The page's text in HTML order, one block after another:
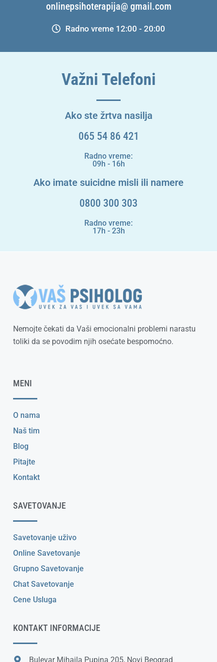
onlinepsihoterapija@ gmail.com
Radno vreme 12:00 - 20:00
Važni Telefoni
Ako ste žrtva nasilja
065 54 86 421
Radno vreme:
09h - 16h
Ako imate suicidne misli ili namere
0800 300 303
Radno vreme:
17h - 23h
Nemojte čekati da Vaši emocionalni problemi narastu
toliki da se povodim njih osećate bespomoćno.
MENI
O nama
Naš tim
Blog
Pitajte
Kontakt
SAVETOVANJE
Savetovanje uživo
Online Savetovanje
Grupno Savetovanje
Chat Savetovanje
Cene Usluga
KONTAKT INFORMACIJE
Bulevar Mihajla Pupina 205, Novi Beograd